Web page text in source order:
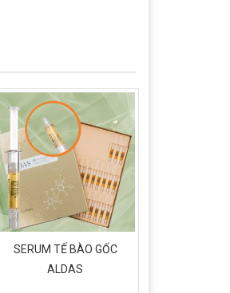
SERUM TẾ BÀO GỐC
ALDAS